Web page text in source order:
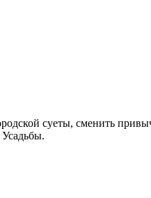
суеты, сменить